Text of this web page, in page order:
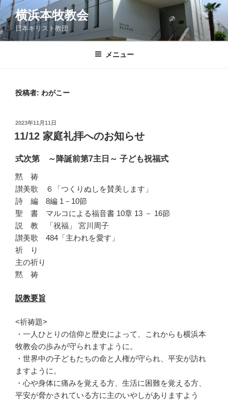
コ
ン
テ
ン
横浜本牧教会
日本キリスト教団
メニュー
投稿者: わがこー
投
稿
日:
2023年11月11日
11/12 家庭礼拝へのお知らせ
式次第 ～降誕前第7主日～ 子ども祝福式
黙 祷
讃美歌 ６「つくりぬしを賛美します」
詩 編 8編 1－10節
聖 書 マルコによる福音書 10章 13 － 16節
説 教 「祝福」 宮川周子
讃美歌 484「主われを愛す」
祈 り
主の祈り
黙 祷
説教要旨
<祈祷題>
・一人ひとりの信仰と歴史によって、
これからも横浜本
牧教会の歩みが守られますように。
・世界中の子どもたちの命と人権が守られ、 平安が訪れ
ますように。
・心や身体に痛みを覚える方、生活に困難を覚える方、
平安が脅かされている方に主のいやしがありますよう